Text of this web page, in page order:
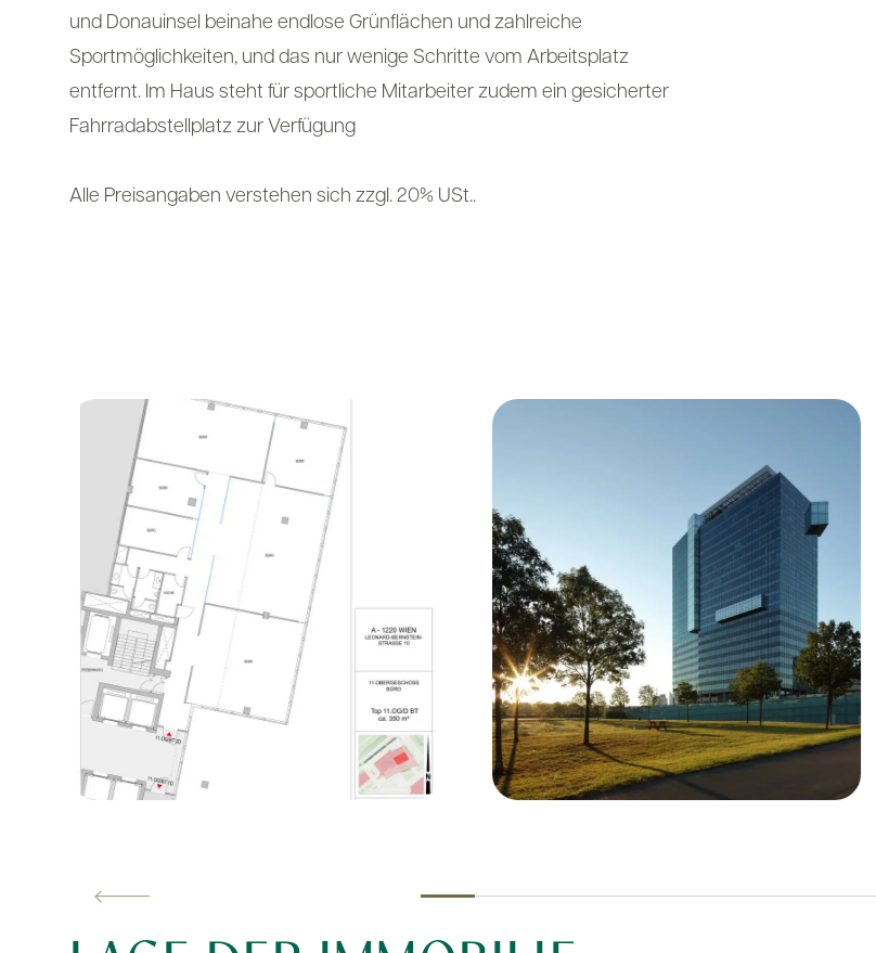
und Donauinsel beinahe endlose Grünflächen und zahlreiche
Sportmöglichkeiten, und das nur wenige Schritte vom Arbeitsplatz
entfernt. Im Haus steht für sportliche Mitarbeiter zudem ein gesicherter
Fahrradabstellplatz zur Verfügung
Alle Preisangaben verstehen sich zzgl. 20% USt..